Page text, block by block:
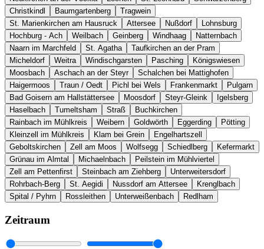
Christkindl
Baumgartenberg
Tragwein
St. Marienkirchen am Hausruck
Attersee Nußdorf
Lohnsburg
Hochburg - Ach
Weilbach Geinberg Windhaag
Natternbach
Naarn im Marchfeld
St. Agatha
Taufkirchen an der Pram
Micheldorf
Weitra Windischgarsten Pasching
Königswiesen
Moosbach
Aschach an der Steyr
Schalchen bei Mattighofen
Haigermoos
Traun / Oedt Pichl bei Wels Frankenmarkt
Pulgarn
Bad Goisern am Hallstättersee
Moosdorf Steyr-Gleink
Igelsberg
Haselbach
Tumeltsham Straß
Buchkirchen
Rainbach im Mühlkreis
Weibern Goldwörth Eggerding
Pötting
Kleinzell im Mühlkreis
Klam bei Grein
Engelhartszell
Geboltskirchen
Zell am Moos Wolfsegg Schiedlberg
Kefermarkt
Grünau im Almtal
Michaelnbach
Peilstein im Mühlviertel
Zell am Pettenfirst
Steinbach am Ziehberg
Unterweitersdorf
Rohrbach-Berg
St. Aegidi Nussdorf am Attersee
Krenglbach
Spital / Pyhrn
Rossleithen Unterweißenbach Redlham
Zeitraum